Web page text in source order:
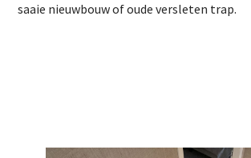
saaie nieuwbouw of oude versleten trap.
voor ProStairs. Laat je inspireren door onze